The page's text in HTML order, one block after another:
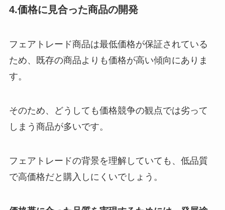
4.価格に見合った商品の開発
フェアトレード商品は最低価格が保証されている
ため、既存の商品よりも価格が高い傾向にありま
す。
そのため、どうしても価格競争の観点では劣って
しまう商品が多いです。
フェアトレードの背景を理解していても、低品質
で高価格だと購入しにくいでしょう。